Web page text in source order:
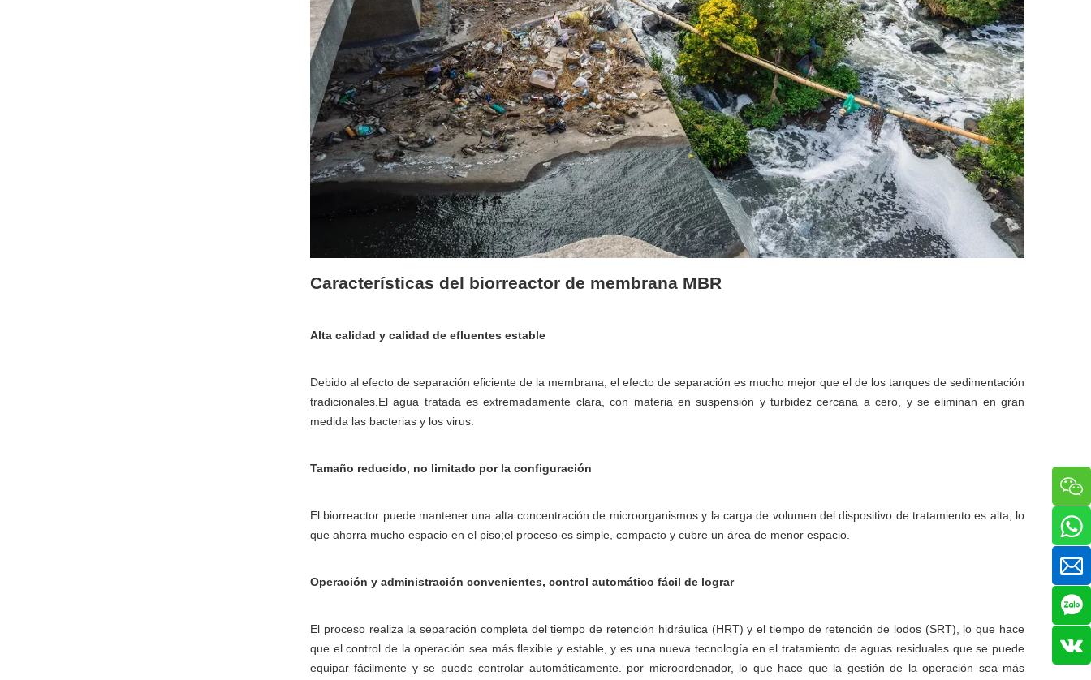
Características del biorreactor de membrana MBR
Alta calidad y calidad de efluentes estable
Debido al efecto de separación eficiente de la membrana, el efecto de separación es mucho mejor que el de los tanques de sedimentación
tradicionales.El agua tratada es extremadamente clara, con materia en suspensión y turbidez cercana a cero, y se eliminan en gran
medida las bacterias y los virus.
Tamaño reducido, no limitado por la configuración
El biorreactor puede mantener una alta concentración de microorganismos y la carga de volumen del dispositivo de tratamiento es alta, lo
que ahorra mucho espacio en el piso;el proceso es simple, compacto y cubre un área de menor espacio.
Operación y administración convenientes, control automático fácil de lograr
El proceso realiza la separación completa del tiempo de retención hidráulica (HRT) y el tiempo de retención de lodos (SRT), lo que hace
que el control de la operación sea más flexible y estable, y es una nueva tecnología en el tratamiento de aguas residuales que se puede
equipar fácilmente y se puede controlar automáticamente. por microordenador, lo que hace que la gestión de la operación sea más